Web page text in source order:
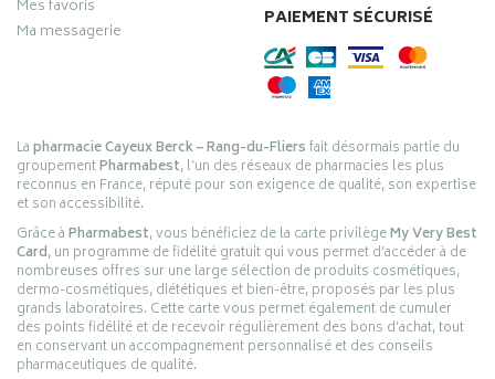
Mes favoris
Ma messagerie
PAIEMENT SÉCURISÉ
Lapharmacie Cayeux Berck – Rang-du-Fliersfait désormais partie du
groupementPharmabest, l’un des réseaux de pharmacies les plus
reconnus en France, réputé pour son exigence de qualité, son expertise
et son accessibilité.
Grâce àPharmabest, vous bénéficiez de la carte privilègeMy Very Best
Card, un programme de fidélité gratuit qui vous permet d’accéder à de
nombreuses offres sur une large sélection de produits cosmétiques,
dermo-cosmétiques, diététiques et bien-être, proposés par les plus
grands laboratoires. Cette carte vous permet également de cumuler
des points fidélité et de recevoir régulièrement des bons d’achat, tout
en conservant un accompagnement personnalisé et des conseils
pharmaceutiques de qualité.